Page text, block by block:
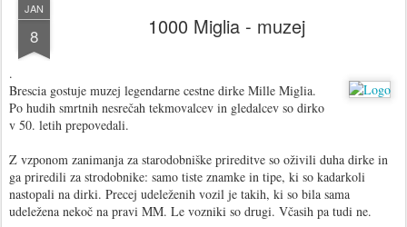
JAN
8 1000 Miglia - muzej
.
Brescia gostuje muzej legendarne cestne dirke Mille Miglia.
Po hudih smrtnih nesrečah tekmovalcev in gledalcev so dirko
v 50. letih prepovedali.
Z vzponom zanimanja za starodobniške prireditve so oživili duha dirke in
ga priredili za strodobnike: samo tiste znamke in tipe, ki so kadarkoli
nastopali na dirki. Precej udeleženih vozil je takih, ki so bila sama
udeležena nekoč na pravi MM. Le vozniki so drugi. Včasih pa tudi ne.